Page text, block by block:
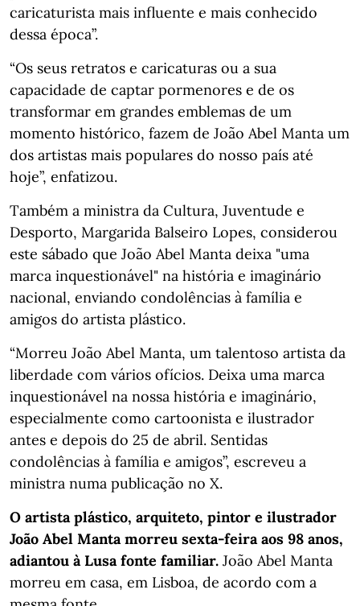
caricaturista mais influente e mais conhecido
dessa época”.
“Os seus retratos e caricaturas ou a sua
capacidade de captar pormenores e de os
transformar em grandes emblemas de um
momento histórico, fazem de João Abel Manta um
dos artistas mais populares do nosso país até
hoje”, enfatizou.
Também a ministra da Cultura, Juventude e
Desporto, Margarida Balseiro Lopes, considerou
este sábado que João Abel Manta deixa "uma
marca inquestionável" na história e imaginário
nacional, enviando condolências à família e
amigos do artista plástico.
“Morreu João Abel Manta, um talentoso artista da
liberdade com vários ofícios. Deixa uma marca
inquestionável na nossa história e imaginário,
especialmente como cartoonista e ilustrador
antes e depois do 25 de abril. Sentidas
condolências à família e amigos”, escreveu a
ministra numa publicação no X.
O artista plástico, arquiteto, pintor e ilustrador
João Abel Manta morreu sexta-feira aos 98 anos,
adiantou à Lusa fonte familiar. João Abel Manta
morreu em casa, em Lisboa, de acordo com a